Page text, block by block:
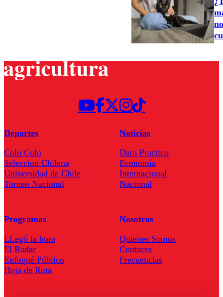
Deportes
Colo Colo
Seleccion Chilena
Universidad de Chile
Torneo Nacional
Noticias
Dato Practico
Economía
Internacional
Nacional
Programas
LLegó la hora
El Radar
Enfoqué Público
Hoja de Ruta
Nosotros
Quienes Somos
Contacto
Frecuencias